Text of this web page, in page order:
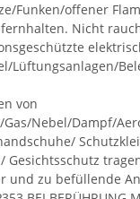
Funken/offener
Nicht
Lüftungsanlagen/
von
Gas/Nebel/Dampf/
Gesichtsschutz
und zu befüllende